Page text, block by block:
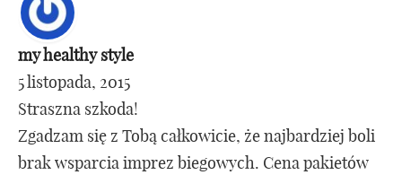
my healthy style
5 listopada, 2015
Straszna szkoda!
Zgadzam się z Tobą całkowicie, że najbardziej boli
brak wsparcia imprez biegowych. Cena pakietów